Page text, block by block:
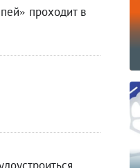
проходит в